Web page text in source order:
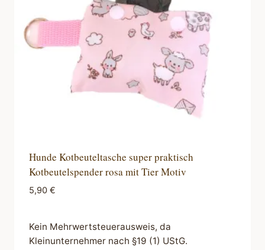
Hunde Kotbeuteltasche super praktisch
Kotbeutelspender rosa mit Tier Motiv
5,90 €
Kein Mehrwertsteuerausweis, da
Kleinunternehmer nach §19 (1) UStG.